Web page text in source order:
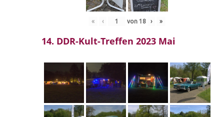
« ‹ von 18 › »
14. DDR-Kult-Treffen 2023 Mai